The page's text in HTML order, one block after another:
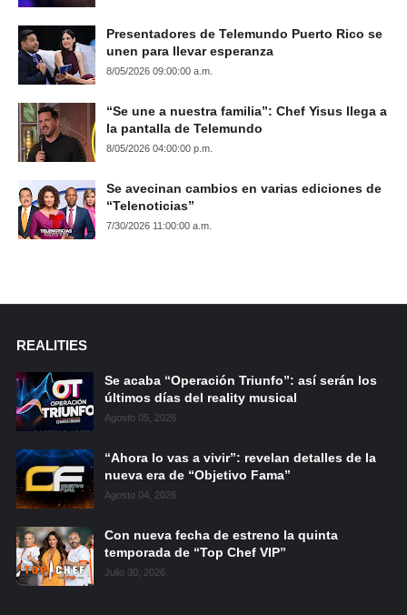
Presentadores de Telemundo Puerto Rico se
unen para llevar esperanza
8/05/2026 09:00:00 a.m.
“Se une a nuestra familia”: Chef Yisus llega a
la pantalla de Telemundo
8/05/2026 04:00:00 p.m.
Se avecinan cambios en varias ediciones de
“Telenoticias”
7/30/2026 11:00:00 a.m.
REALITIES
Se acaba “Operación Triunfo”: así serán los
últimos días del reality musical
Agosto 05, 2026
“Ahora lo vas a vivir”: revelan detalles de la
nueva era de “Objetivo Fama”
Agosto 04, 2026
Con nueva fecha de estreno la quinta
temporada de “Top Chef VIP”
Julio 30, 2026